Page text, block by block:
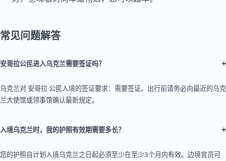
常见问题解答
安哥拉公民进入乌克兰需要签证吗？ +
乌克兰对 安哥拉 公民入境的签证要求：需要签证。出行前请务必向最近的乌克
兰大使馆或领事馆确认最新规定。
入境乌克兰时，我的护照有效期需要多长？ +
您的护照自计划入境乌克兰之日起必须至少在至少3个月内有效。边境官员可